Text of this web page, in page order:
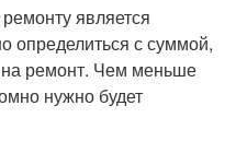
является
определиться с суммой,
на ремонт. Чем меньше
нужно будет